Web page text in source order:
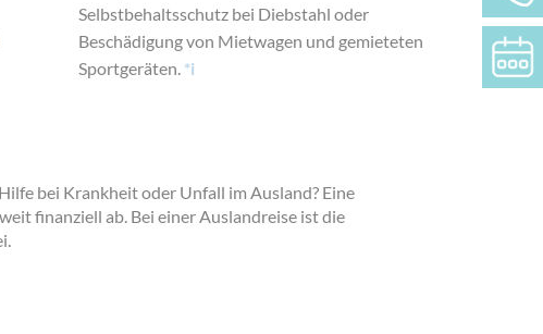
Selbstbehaltsschutz bei Diebstahl oder
Beschädigung von Mietwagen und gemieteten
Sportgeräten. *i
bei Krankheit oder Unfall im Ausland? Eine
finanziell ab. Bei einer Auslandreise ist die